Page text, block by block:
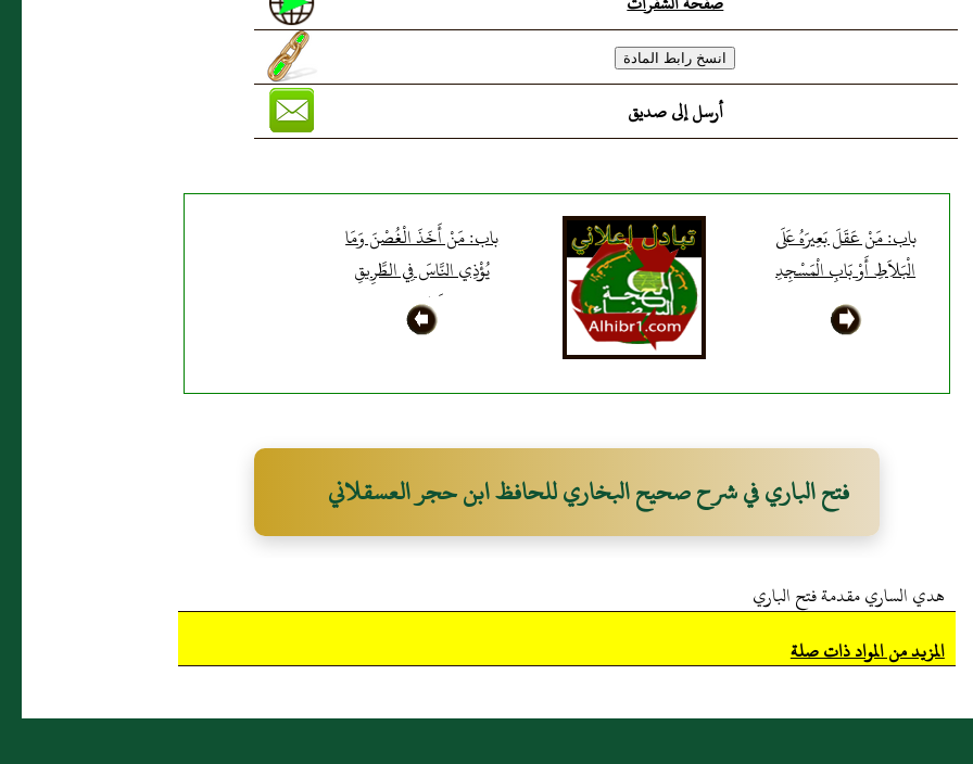
أرسل إلى صديق
باب: مَنْ عَقَلَ بَعِيرَهُ عَلَى
الْبَلاَطِ أَوْ بَابِ الْمَسْجِدِ
باب: مَنْ أَخَذَ الْغُصْنَ وَمَا
يُؤْذِي النَّاسَ فِي الطَّرِيقِ
فَرَمَى بِهِ
فتح الباري في شرح صحيح البخاري للحافظ ابن حجر العسقلاني
هدي الساري مقدمة فتح الباري
المزيد من المواد ذات صلة